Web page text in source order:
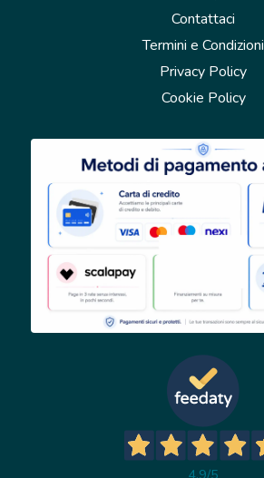
Contattaci
Termini e Condizioni
Privacy Policy
Cookie Policy
4,9/5